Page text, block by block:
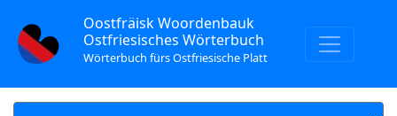
Oostfräisk Woordenbauk
Ostfriesisches Wörterbuch
Wörterbuch fürs Ostfriesische Platt